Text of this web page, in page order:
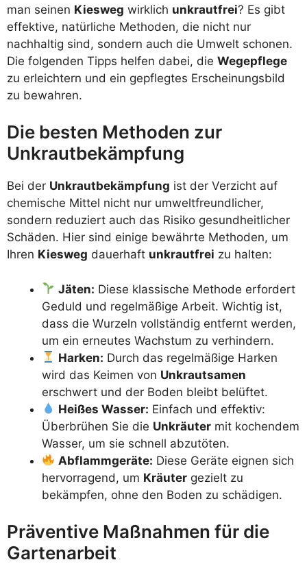
man seinen Kiesweg wirklich unkrautfrei? Es gibt
effektive, natürliche Methoden, die nicht nur
nachhaltig sind, sondern auch die Umwelt schonen.
Die folgenden Tipps helfen dabei, die Wegepflege
zu erleichtern und ein gepflegtes Erscheinungsbild
zu bewahren.
Die besten Methoden zur
Unkrautbekämpfung
Bei der Unkrautbekämpfung ist der Verzicht auf
chemische Mittel nicht nur umweltfreundlicher,
sondern reduziert auch das Risiko gesundheitlicher
Schäden. Hier sind einige bewährte Methoden, um
Ihren Kiesweg dauerhaft unkrautfrei zu halten:
Jäten: Diese klassische Methode erfordert
Geduld und regelmäßige Arbeit. Wichtig ist,
dass die Wurzeln vollständig entfernt werden,
um ein erneutes Wachstum zu verhindern.
Harken: Durch das regelmäßige Harken
wird das Keimen von Unkrautsamen
erschwert und der Boden bleibt belüftet.
Heißes Wasser: Einfach und effektiv:
Überbrühen Sie die Unkräuter mit kochendem
Wasser, um sie schnell abzutöten.
Abflammgeräte: Diese Geräte eignen sich
hervorragend, um Kräuter gezielt zu
bekämpfen, ohne den Boden zu schädigen.
Präventive Maßnahmen für die
Gartenarbeit